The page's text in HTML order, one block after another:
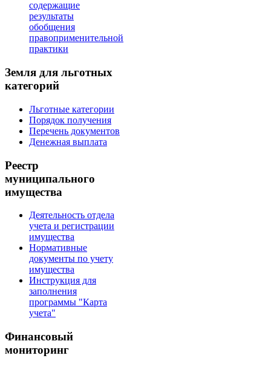
содержащие
результаты
обобщения
правоприменительной
практики
Земля для льготных
категорий
Льготные категории
Порядок получения
Перечень документов
Денежная выплата
Реестр
муниципального
имущества
Деятельность отдела
учета и регистрации
имущества
Нормативные
документы по учету
имущества
Инструкция для
заполнения
программы "Карта
учета"
Финансовый
мониторинг